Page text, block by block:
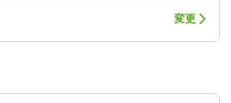
変更